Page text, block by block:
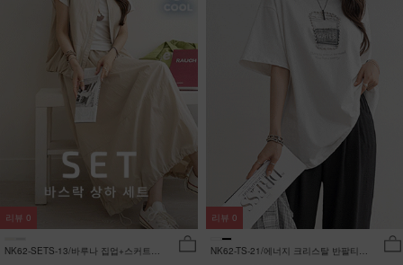
NK62-SETS-13/바루나 집업+스커트
리뷰 0
NK62-TS-21/에너지 크리스탈 반팔티
리뷰 0